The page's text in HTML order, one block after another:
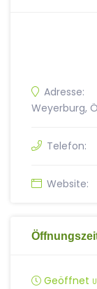
Adresse:
Weyerburg,
Telefon:
Website:
Geöffnet